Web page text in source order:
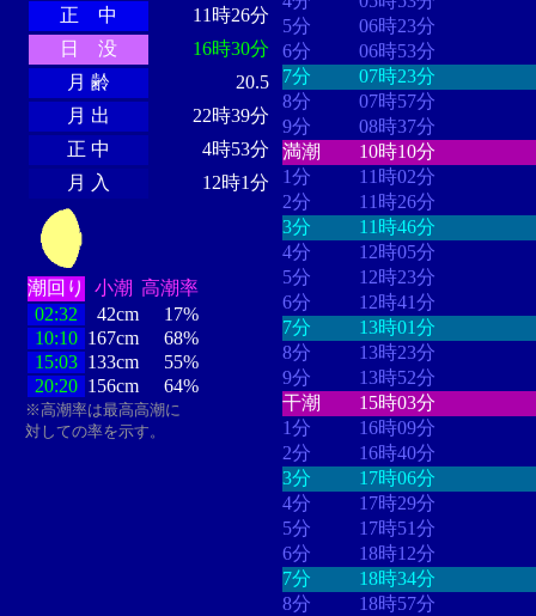
正 中
11時26分
日 没
16時30分
月 齢
20.5
月 出
22時39分
正 中
4時53分
月 入
12時1分
潮回り 小潮 高潮率
02:32
42cm
17%
10:10 167cm
68%
15:03 133cm
55%
20:20 156cm 64%
※高潮率は最高高潮に
対しての率を示す。
5分
06時23分
6分
06時53分
7分
07時23分
8分
07時57分
9分
08時37分
満潮
10時10分
1分
11時02分
2分
11時26分
3分
11時46分
4分
12時05分
5分
12時23分
6分
12時41分
7分
13時01分
8分
13時23分
9分
13時52分
干潮
15時03分
1分
16時09分
2分
16時40分
3分
17時06分
4分
17時29分
5分
17時51分
6分
18時12分
7分
18時34分
8分
18時57分